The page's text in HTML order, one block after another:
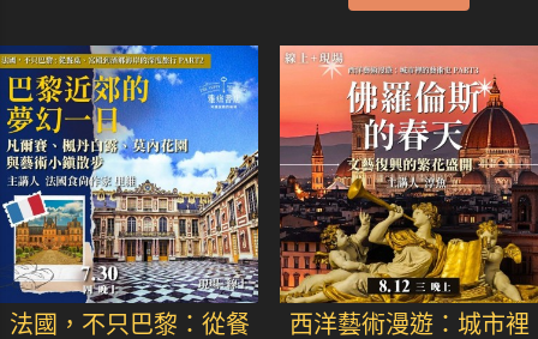
法國，不只巴黎：從餐
西洋藝術漫遊：城市裡